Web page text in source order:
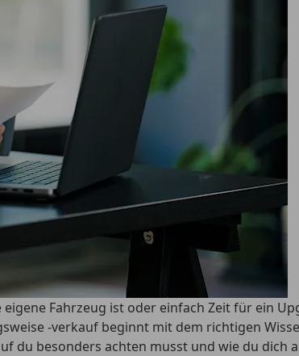
Fahrzeug ist oder einfach Zeit für ein
-verkauf beginnt mit dem richtigen
du besonders achten musst und wie du dich